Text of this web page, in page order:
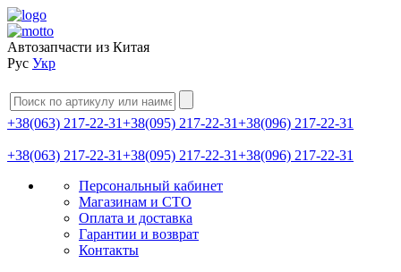
Автозапчасти из Китая
Рус Укр
+38(063) 217-22-31+38(095) 217-22-31+38(096) 217-22-31
+38(063) 217-22-31+38(095) 217-22-31+38(096) 217-22-31
Персональный кабинет
Магазинам и СТО
Оплата и доставка
Гарантии и возврат
Контакты